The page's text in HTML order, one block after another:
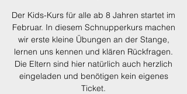
Der Kids-Kurs für alle ab 8 Jahren startet im
Februar. In diesem Schnupperkurs machen
wir erste kleine Übungen an der Stange,
lernen uns kennen und klären Rückfragen.
Die Eltern sind hier natürlich auch herzlich
eingeladen und benötigen kein eigenes
Ticket.